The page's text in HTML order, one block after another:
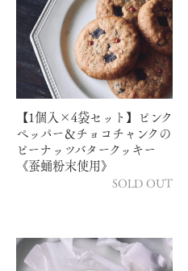
【1個入×4袋セット】ピンク
ペッパー＆チョコチャンクの
ピーナッツバタークッキー
《蚕蛹粉末使用》
SOLD OUT